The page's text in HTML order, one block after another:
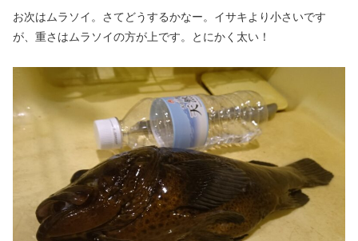
お次はムラソイ。さてどうするかなー。イサキより小さいです
が、重さはムラソイの方が上です。とにかく太い！